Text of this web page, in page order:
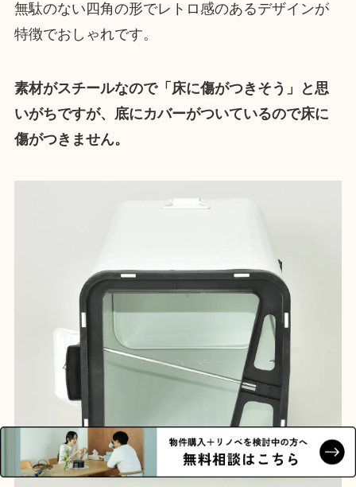
無駄のない四角の形でレトロ感のあるデザインが
特徴でおしゃれです。
素材がスチールなので「床に傷がつきそう」と思
いがちですが、底にカバーがついているので床に
傷がつきません。